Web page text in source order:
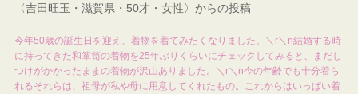
〈吉田旺玉・滋賀県・50才・女性〉からの投稿
今年50歳の誕生日を迎え、着物を着てみたくなりました。＼r＼n結婚する時
に持ってきた和箪笥の着物を25年ぶりくらいにチェックしてみると、まだし
つけがかかったままの着物が沢山ありました。＼r＼n今の年齢でも十分着ら
れるそれらは、祖母が私や母に用意してくれたもの。これからはいっぱい着